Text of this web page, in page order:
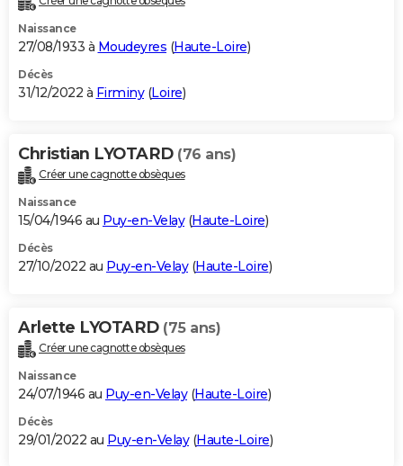
Naissance
27/08/1933 à Moudeyres (Haute-Loire)
Décès
31/12/2022 à Firminy(Loire)
Christian LYOTARD (76 ans)
Créer une cagnotte obsèques
Naissance
15/04/1946 au Puy-en-Velay(Haute-Loire)
Décès
27/10/2022 au Puy-en-Velay(Haute-Loire)
Arlette LYOTARD (75 ans)
Créer une cagnotte obsèques
Naissance
24/07/1946 au Puy-en-Velay(Haute-Loire)
Décès
29/01/2022 au Puy-en-Velay(Haute-Loire)